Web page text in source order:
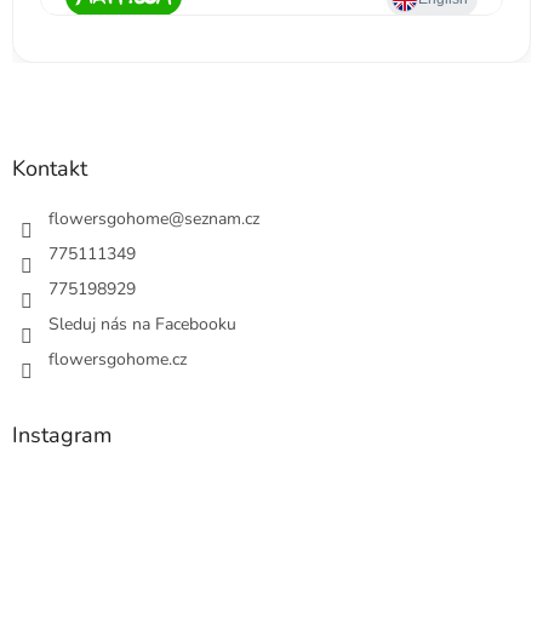
Kontakt
flowersgohome@seznam.cz
775111349
775198929
Sleduj nás na Facebooku
flowersgohome.cz
Instagram